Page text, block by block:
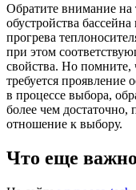
Обратите внимание на
обустройства
прогрева
при этом
свойства. Но помните,
требуется проявление
в процессе выбора,
более чем достаточно,
отношение к выбору.
Что еще